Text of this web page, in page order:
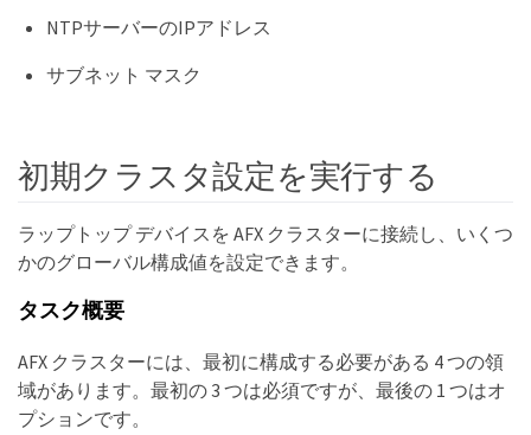
NTPサーバーのIPアドレス
サブネット マスク
初期クラスタ設定を実行する
ラップトップ デバイスを AFX クラスターに接続し、いくつ
かのグローバル構成値を設定できます。
タスク概要
AFX クラスターには、最初に構成する必要がある 4 つの領
域があります。最初の 3 つは必須ですが、最後の 1 つはオ
プションです。